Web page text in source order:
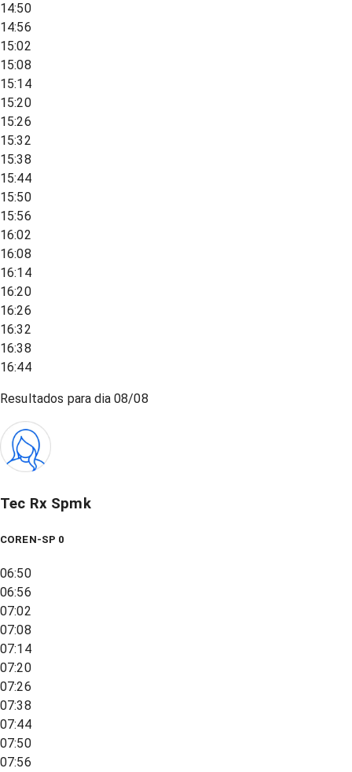
14:50
14:56
15:02
15:08
15:14
15:20
15:26
15:32
15:38
15:44
15:50
15:56
16:02
16:08
16:14
16:20
16:26
16:32
16:38
16:44
Resultados para dia08/08
Tec Rx Spmk
COREN-SP 0
06:50
06:56
07:02
07:08
07:14
07:20
07:26
07:38
07:44
07:50
07:56